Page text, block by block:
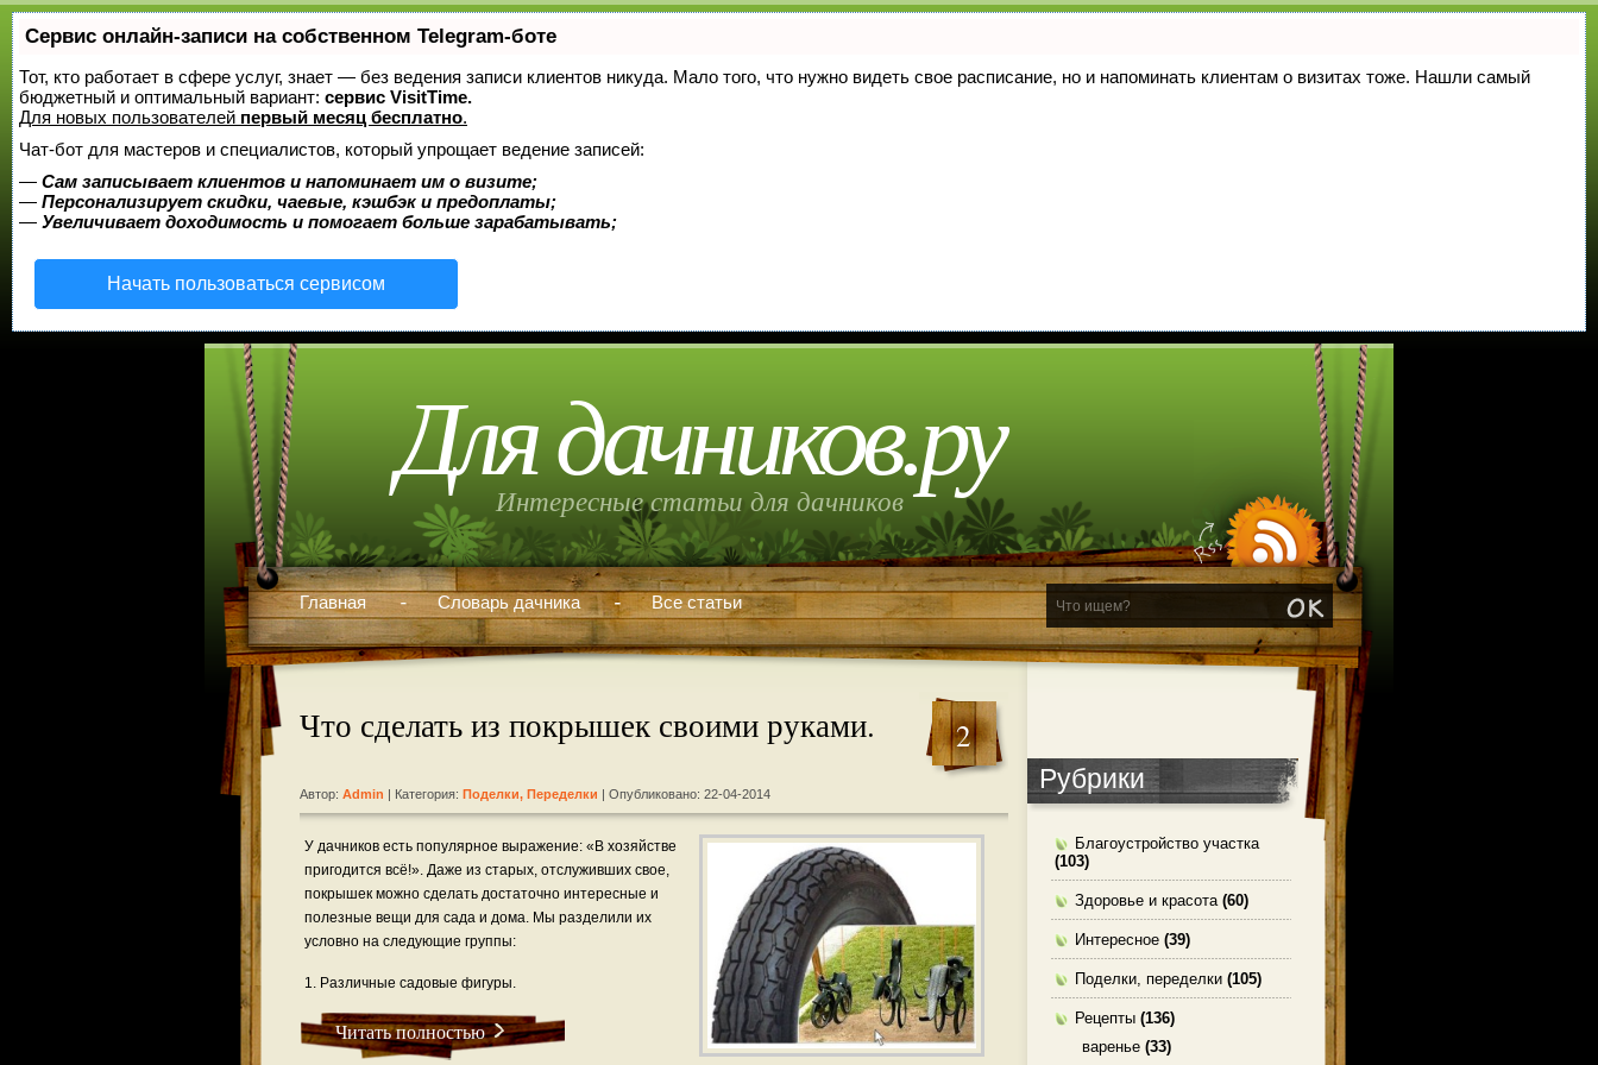
Сервис онлайн-записи на собственном Telegram-боте
Тот, кто работает в сфере услуг, знает — без ведения записи клиентов никуда. Мало того, что нужно видеть свое расписание, но и напоминать клиентам о визитах тоже. Нашли самый
бюджетный и оптимальный вариант: сервис VisitTime.
Для новых пользователей первый месяц бесплатно.
Чат-бот для мастеров и специалистов, который упрощает ведение записей:
— Сам записывает клиентов и напоминает им о визите;
— Персонализирует скидки, чаевые, кэшбэк и предоплаты;
— Увеличивает доходимость и помогает больше зарабатывать;
Начать пользоваться сервисом
Для дачников.ру
Интересные статьи для дачников
Главная Словарь дачника Все статьи
Что сделать из покрышек своими руками. 2
Автор: Admin | Категория: Поделки, Переделки | Опубликовано: 22-04-2014
У дачников есть популярное выражение: «В хозяйстве
пригодится всё!». Даже из старых, отслуживших свое,
покрышек можно сделать достаточно интересные и
полезные вещи для сада и дома. Мы разделили их
условно на следующие группы:
1. Различные садовые фигуры.
Читать полностью
Рубрики
Благоустройство участка
(103)
Здоровье и красота(60)
Интересное (39)
Поделки, переделки (105)
Рецепты (136)
варенье (33)